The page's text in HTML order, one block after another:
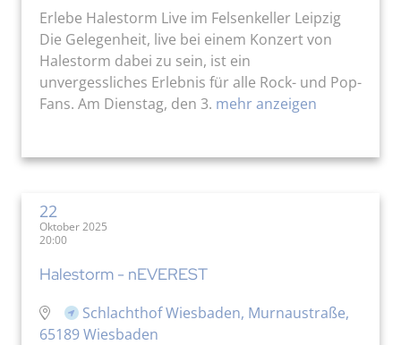
Erlebe Halestorm Live im Felsenkeller Leipzig
Die Gelegenheit, live bei einem Konzert von
Halestorm dabei zu sein, ist ein
unvergessliches Erlebnis für alle Rock- und Pop-
Fans. Am Dienstag, den 3. mehr anzeigen
22
Oktober 2025
20:00
Halestorm - nEVEREST
Schlachthof Wiesbaden, Murnaustraße,
65189 Wiesbaden